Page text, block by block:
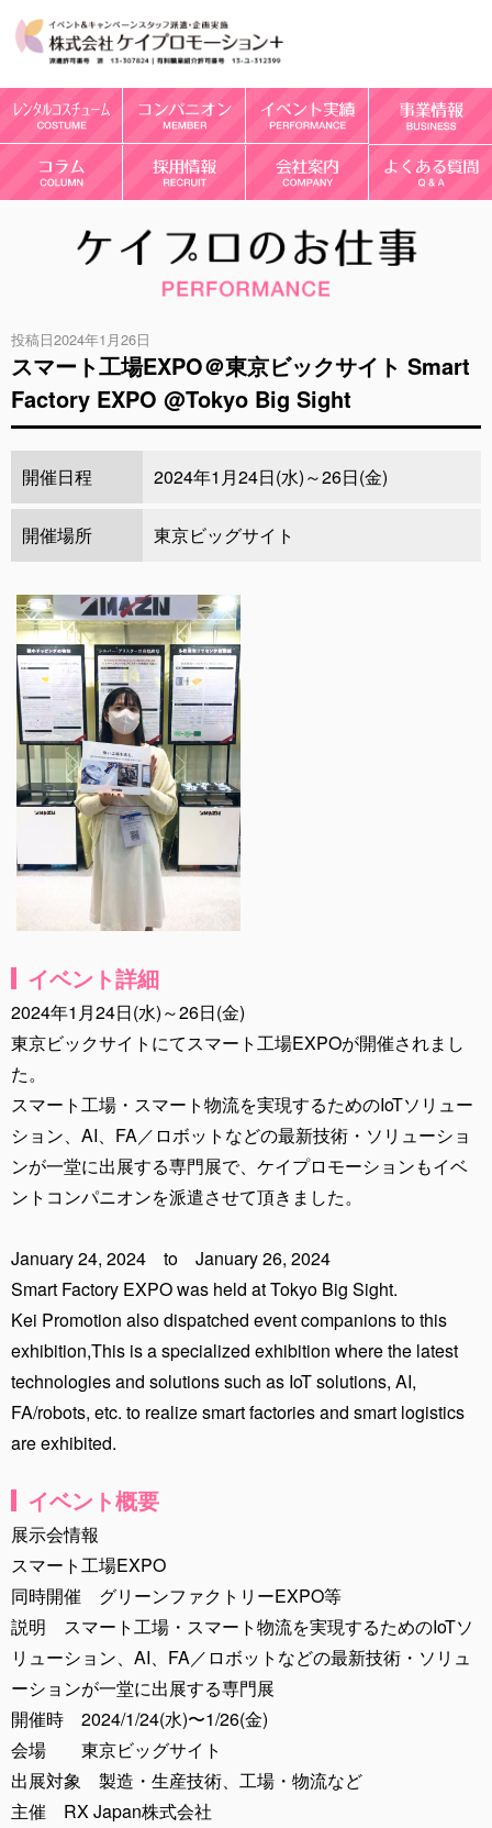
投稿日2024年1月26日
スマート工場EXPO＠東京ビックサイト Smart
Factory EXPO @Tokyo Big Sight
開催日程 2024年1月24日(水)～26日(金)
開催場所 東京ビッグサイト
イベント詳細
2024年1月24日(水)～26日(金)
東京ビックサイトにてスマート工場EXPOが開催されまし
た。
スマート工場・スマート物流を実現するためのIoTソリュー
ション、AI、FA／ロボットなどの最新技術・ソリューショ
ンが一堂に出展する専門展で、ケイプロモーションもイベ
ントコンパニオンを派遣させて頂きました。
January 24, 2024 to January 26, 2024
Smart Factory EXPO was held at Tokyo Big Sight.
Kei Promotion also dispatched event companions to this
exhibition,This is a specialized exhibition where the latest
technologies and solutions such as IoT solutions, AI,
FA/robots, etc. to realize smart factories and smart logistics
are exhibited.
イベント概要
展示会情報
スマート工場EXPO
同時開催 グリーンファクトリーEXPO等
説明 スマート工場・スマート物流を実現するためのIoTソ
リューション、AI、FA／ロボットなどの最新技術・ソリュ
ーションが一堂に出展する専門展
開催時 2024/1/24(水)〜1/26(金)
会場 東京ビッグサイト
出展対象 製造・生産技術、工場・物流など
主催 RX Japan株式会社